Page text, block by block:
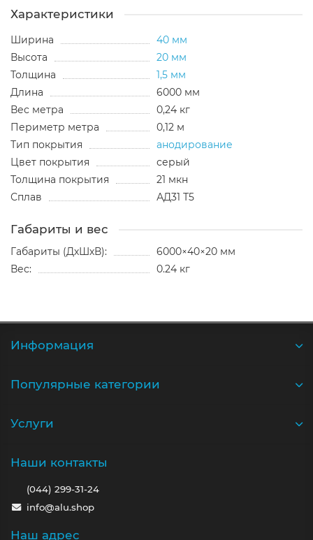
Характеристики
Ширина
40 мм
Высота
20 мм
Толщина
1,5 мм
Длина
6000 мм
Вес метра
0,24 кг
Периметр метра
0,12 м
Тип покрытия
анодирование
Цвет покрытия
серый
Толщина покрытия
21 мкн
Сплав
АД31 Т5
Габариты и вес
Габариты (ДхШхВ):
6000×40×20 мм
Вес:
0.24 кг
Информация
Популярные категории
Услуги
Наши контакты
(044) 299-31-24
info@alu.shop
Наш адрес